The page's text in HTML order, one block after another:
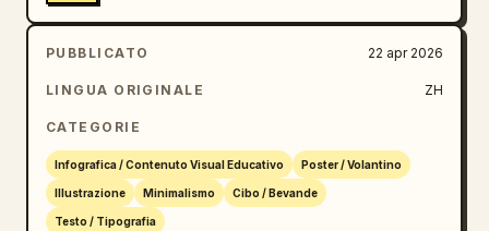
PUBBLICATO 22 apr 2026
LINGUA ORIGINALE ZH
CATEGORIE
Infografica / Contenuto Visual Educativo Poster / Volantino
Illustrazione Minimalismo Cibo / Bevande
Testo / Tipografia